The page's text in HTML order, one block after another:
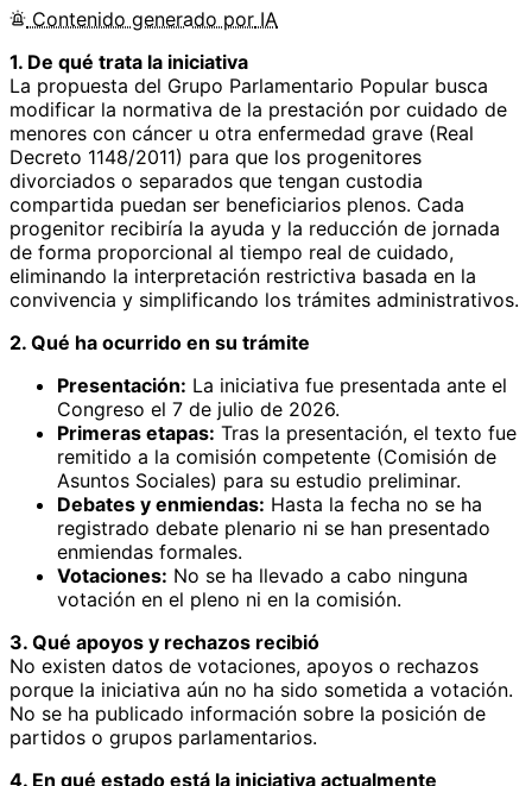
Contenido generado por IA
1. De qué trata la iniciativa
La propuesta del Grupo Parlamentario Popular busca
modificar la normativa de la prestación por cuidado de
menores con cáncer u otra enfermedad grave (Real
Decreto 1148/2011) para que los progenitores
divorciados o separados que tengan custodia
compartida puedan ser beneficiarios plenos. Cada
progenitor recibiría la ayuda y la reducción de jornada
de forma proporcional al tiempo real de cuidado,
eliminando la interpretación restrictiva basada en la
convivencia y simplificando los trámites administrativos.
2. Qué ha ocurrido en su trámite
Presentación: La iniciativa fue presentada ante el
Congreso el 7 de julio de 2026.
Primeras etapas: Tras la presentación, el texto fue
remitido a la comisión competente (Comisión de
Asuntos Sociales) para su estudio preliminar.
Debates y enmiendas: Hasta la fecha no se ha
registrado debate plenario ni se han presentado
enmiendas formales.
Votaciones: No se ha llevado a cabo ninguna
votación en el pleno ni en la comisión.
3. Qué apoyos y rechazos recibió
No existen datos de votaciones, apoyos o rechazos
porque la iniciativa aún no ha sido sometida a votación.
No se ha publicado información sobre la posición de
partidos o grupos parlamentarios.
4. En qué estado está la iniciativa actualmente